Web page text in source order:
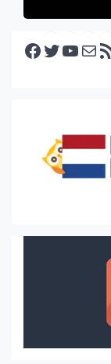
Facebook Twitter YouTube E-mail